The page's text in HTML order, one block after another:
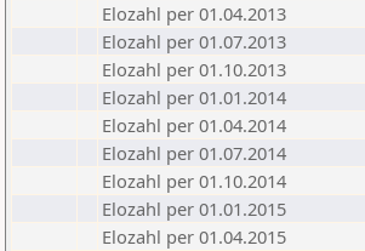
Elozahl per 01.04.2013
Elozahl per 01.07.2013
Elozahl per 01.10.2013
Elozahl per 01.01.2014
Elozahl per 01.04.2014
Elozahl per 01.07.2014
Elozahl per 01.10.2014
Elozahl per 01.01.2015
Elozahl per 01.04.2015